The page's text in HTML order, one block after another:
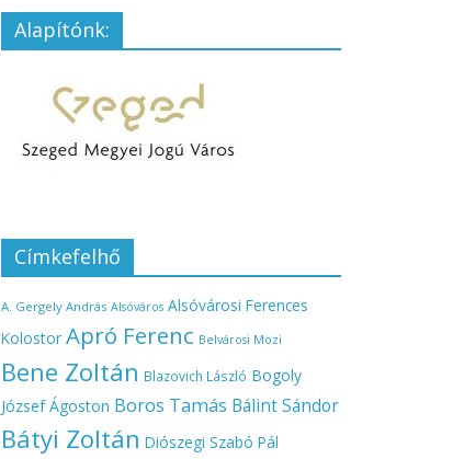
Alapítónk:
Címkefelhő
A. Gergely András Alsóváros Alsóvárosi Ferences
Kolostor Apró Ferenc Belvárosi Mozi
Bene Zoltán Blazovich László Bogoly
József Ágoston Boros Tamás Bálint Sándor
Bátyi Zoltán Diószegi Szabó Pál